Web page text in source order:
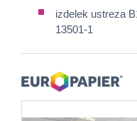
izdelek ustreza
13501-1